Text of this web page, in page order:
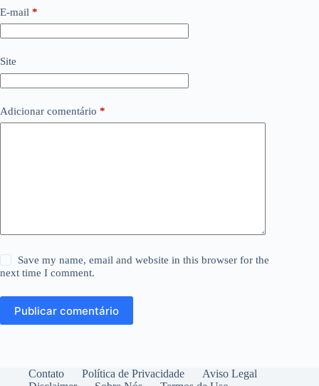
E-mail *
Site
Adicionar comentário *
Save my name, email and website in this browser for the
next time I comment.
Publicar comentário
Contato Política de Privacidade
Aviso Legal